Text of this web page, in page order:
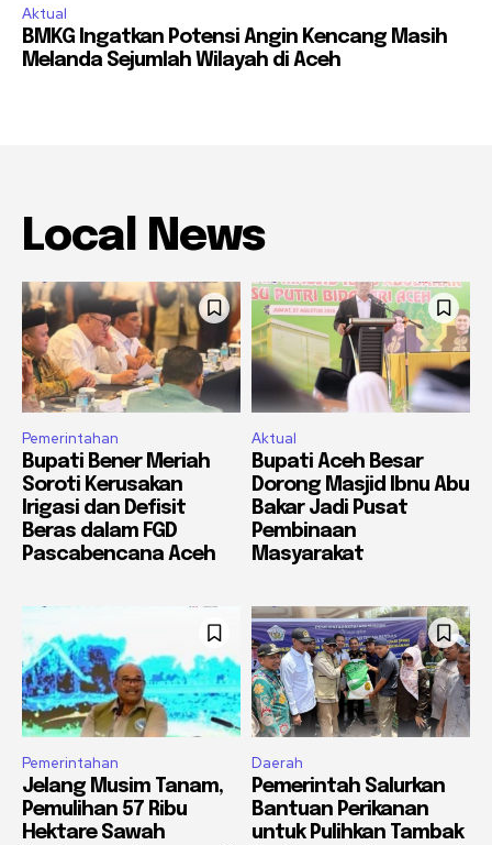
Aktual
BMKG Ingatkan Potensi Angin Kencang Masih
Melanda Sejumlah Wilayah di Aceh
Local News
Pemerintahan
Bupati Bener Meriah
Soroti Kerusakan
Irigasi dan Defisit
Beras dalam FGD
Pascabencana Aceh
Aktual
Bupati Aceh Besar
Dorong Masjid Ibnu Abu
Bakar Jadi Pusat
Pembinaan
Masyarakat
Pemerintahan
Jelang Musim Tanam,
Pemulihan 57 Ribu
Hektare Sawah
Daerah
Pemerintah Salurkan
Bantuan Perikanan
untuk Pulihkan Tambak